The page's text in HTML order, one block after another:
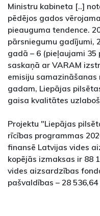
Ministru kabineta [..]
pēdējos gados
pieauguma tendence.
pārsniegumu gadījumi,
gadā – 6 (pieļaujami
saskaņā ar VARAM
emisiju samazināšanas
gadam, Liepājas
gaisa kvalitātes
Projektu "Liepājas
rīcības programmas
finansē Latvijas vides
kopējās izmaksas ir 88
vides aizsardzības
pašvaldības – 28 536,64